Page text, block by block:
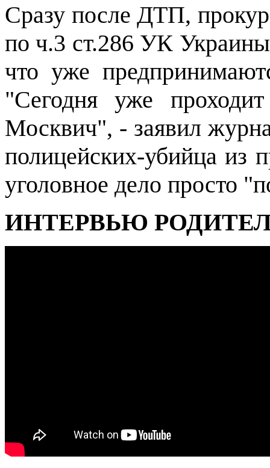
Сразу после ДТП,
по ч.3 ст.286 УК
что уже
"Сегодня уже
Москвич", - заявил
полицейских-убийца из
уголовное дело просто
ИНТЕРВЬЮ